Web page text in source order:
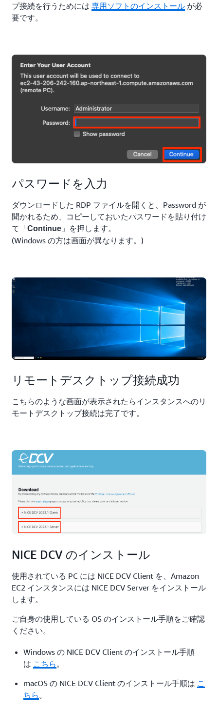
プ接続を行うためには 専用ソフトのインストール が必
要です。
パスワードを入力
ダウンロードした RDP ファイルを開くと、Password が
聞かれるため、コピーしておいたパスワードを貼り付け
て「Continue 」を押します。
(Windows の方は画面が異なります。)
リモートデスクトップ接続成功
こちらのような画面が表示されたらインスタンスへのリ
モートデスクトップ接続は完了です。
NICE DCV のインストール
使用されている PC には NICE DCV Client を、Amazon
EC2 インスタンスには NICE DCV Server をインストール
します。
ご自身の使用している OS のインストール手順をご確認
ください。
Windows の NICE DCV Client のインストール手順
は こちら。
macOS の NICE DCV Client のインストール手順は こ
ちら。